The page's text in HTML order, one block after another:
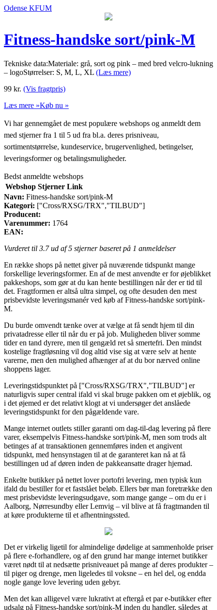
Odense KFUM
Fitness-handske sort/pink-M
Tekniske data:Materiale: grå, sort og pink – med bred velcro-lukning
– logoStørrelser: S, M, L, XL (Læs mere)
99 kr. (Vis fragtpris)
Læs mere »Køb nu »
Vi har gennemgået de mest populære webshops og anmeldt dem
med stjerner fra 1 til 5 ud fra bl.a. deres prisniveau,
sortimentstørrelse, kundeservice, brugervenlighed, betingelser,
leveringsformer og betalingsmuligheder.
Bedst anmeldte webshops
Webshop Stjerner Link
Navn: Fitness-handske sort/pink-M
Kategori: ["Cross/RXSG/TRX","TILBUD"]
Producent:
Varenummer: 1764
EAN:
Vurderet til 3.7ud af 5 stjerner baseret på 1 anmeldelser
En række shops på nettet giver på nuværende tidspunkt mange
forskellige leveringsformer. En af de mest anvendte er for øjeblikket
pakkeshops, som gør at du kan hente bestillingen når der er tid til
det. Fragtformen er altså ultra simpel, og ofte desuden den mest
prisbevidste leveringsmanér ved køb af Fitness-handske sort/pink-
M.
Du burde omvendt tænke over at vælge at få sendt hjem til din
privatadresse eller til når du er på job. Muligheden bliver somme
tider en tand dyrere, men til gengæld ret så smertefri. Den mindst
kostelige fragtløsning vil dog altid vise sig at være selv at hente
varerne, men den mulighed afhænger af at du bor nærved online
shoppens lager.
Leveringstidspunktet på ["Cross/RXSG/TRX","TILBUD"] er
naturligvis super central ifald vi skal bruge pakken om et øjeblik, og
i det øjemed er det relativt klogt at vi undersøger det anslåede
leveringstidspunkt for den pågældende vare.
Mange internet outlets stiller garanti om dag-til-dag levering på flere
varer, eksempelvis Fitness-handske sort/pink-M, men som trods alt
betinges af at transaktionen gennemføres inden et angivent
tidspunkt, med hensynstagen til at de garanteret kan nå at få
bestillingen ud af døren inden de pakkeansatte drager hjemad.
Enkelte butikker på nettet lover portofri levering, men typisk kun
ifald du bestiller for et fastslået beløb. Ellers bør man foretrække den
mest prisbevidste leveringsudgave, som mange gange – om du er i
Aalborg, Nørresundby eller Lemvig – vil blive at få fragtmanden til
at køre produkterne til et afhentningssted.
Det er virkelig ligetil for almindelige dødelige at sammenholde priser
på flere e-forhandlere, og af den grund har mange internet butikker
været nødt til at nedsætte prisniveauet på mange af deres produkter –
til piger og drenge, men ligeledes til voksne – en hel del, og endda
nogle gange love levering uden gebyr.
Men det kan alligevel være lukrativt at eftergå et par e-butikker efter
udsalg på Fitness-handske sort/pink-M inden du handler, således at